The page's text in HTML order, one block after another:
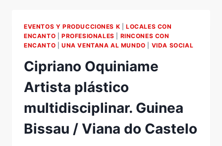
MUSEOS.
EVENTOS Y PRODUCCIONES K |LOCALES CON
ENCANTO
PROFESIONALES
RINCONES CON
ENCANTO
UNA VENTANA AL MUNDO VIDA SOCIAL
Cipriano Oquiniame
Artista plástico
multidisciplinar. Guinea
Bissau / Viana do Castelo